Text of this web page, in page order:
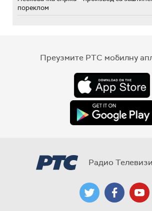
пореклом
Преузмите РТС мобилну
Радио